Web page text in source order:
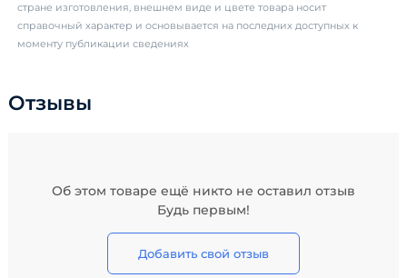
стране изготовления, внешнем виде и цвете товара носит
справочный характер и основывается на последних доступных к
моменту публикации сведениях
Отзывы
Об этом товаре ещё никто не оставил отзыв
Будь первым!
Добавить свой отзыв